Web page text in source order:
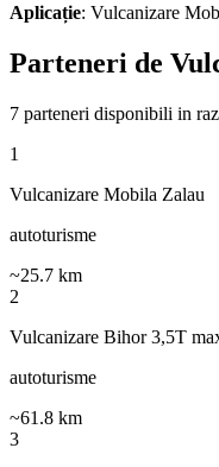
Aplicație: Vulcanizare
Parteneri de
7 parteneri disponibili in
1
Vulcanizare Mobila Zalau
autoturisme
~25.7 km
2
Vulcanizare Bihor 3,5T
autoturisme
~61.8 km
3